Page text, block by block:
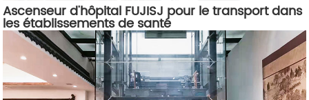
Ascenseur d'hôpital FUJISJ pour le transport dans
les établissements de santé